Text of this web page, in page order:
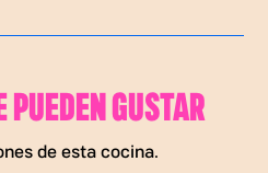
PUEDEN GUSTAR
de esta cocina.